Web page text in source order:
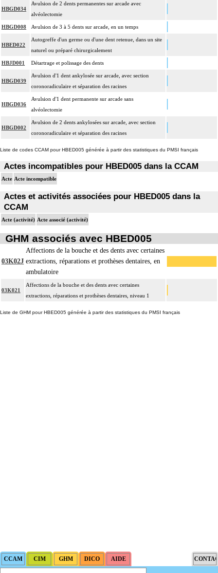
HBGD034
Avulsion de 2 dents permanentes sur arcade avec
alvéolectomie
HBGD008 Avulsion de 3 à 5 dents sur arcade, en un temps
HBED022
Autogreffe d'un germe ou d'une dent retenue, dans un site
naturel ou préparé chirurgicalement
HBJD001 Détartrage et polissage des dents
HBGD039
Avulsion d'1 dent ankylosée sur arcade, avec section
coronoradiculaire et séparation des racines
HBGD036
Avulsion d'1 dent permanente sur arcade sans
alvéolectomie
HBGD002
Avulsion de 2 dents ankylosées sur arcade, avec section
coronoradiculaire et séparation des racines
Liste de codes CCAM pour HBED005 générée à partir des statistiques du PMSI français
Actes incompatibles pour HBED005 dans la CCAM
Acte Acte incompatible
Actes et activités associées pour HBED005 dans la
CCAM
Acte (activité) Acte associé (activité)
GHM associés avec HBED005
03K02J
Affections de la bouche et des dents avec certaines
extractions, réparations et prothèses dentaires, en
ambulatoire
03K021
Affections de la bouche et des dents avec certaines
extractions, réparations et prothèses dentaires, niveau 1
Liste de GHM pour HBED005 générée à partir des statistiques du PMSI français